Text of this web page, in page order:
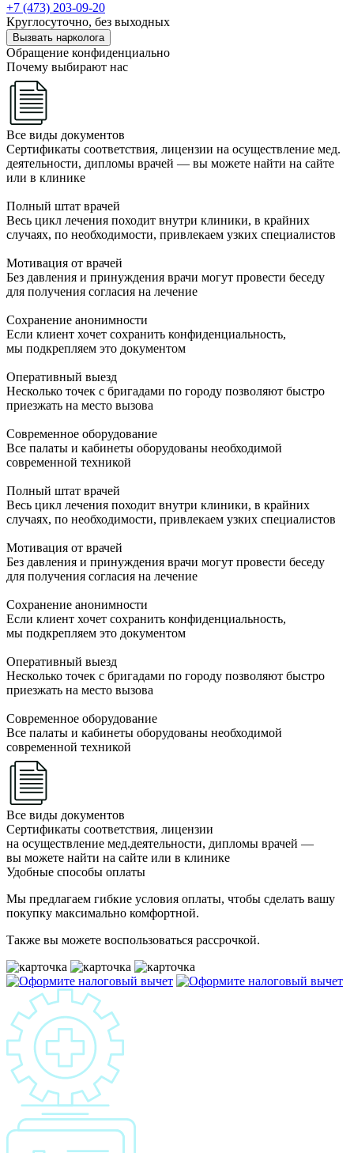
+7 (473) 203-09-20
Круглосуточно, без выходных
Вызвать нарколога
Обращение конфиденциально
Почему выбирают нас
Все виды документов
Сертификаты соответствия, лицензии на осуществление мед.
деятельности, дипломы врачей — вы можете найти на сайте
или в клинике
Полный штат врачей
Весь цикл лечения походит внутри клиники, в крайних
случаях, по необходимости, привлекаем узких специалистов
Мотивация от врачей
Без давления и принуждения врачи могут провести беседу
для получения согласия на лечение
Сохранение анонимности
Если клиент хочет сохранить конфиденциальность,
мы подкрепляем это документом
Оперативный выезд
Несколько точек с бригадами по городу позволяют быстро
приезжать на место вызова
Современное оборудование
Все палаты и кабинеты оборудованы необходимой
современной техникой
Полный штат врачей
Весь цикл лечения походит внутри клиники, в крайних
случаях, по необходимости, привлекаем узких специалистов
Мотивация от врачей
Без давления и принуждения врачи могут провести беседу
для получения согласия на лечение
Сохранение анонимности
Если клиент хочет сохранить конфиденциальность,
мы подкрепляем это документом
Оперативный выезд
Несколько точек с бригадами по городу позволяют быстро
приезжать на место вызова
Современное оборудование
Все палаты и кабинеты оборудованы необходимой
современной техникой
Все виды документов
Сертификаты соответствия, лицензии
на осуществление мед.деятельности, дипломы врачей —
вы можете найти на сайте или в клинике
Удобные способы оплаты
Мы предлагаем гибкие условия оплаты, чтобы сделать вашу
покупку максимально комфортной.
Также вы можете воспользоваться рассрочкой.